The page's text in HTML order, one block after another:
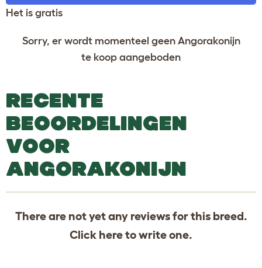
Het is gratis
Sorry, er wordt momenteel geen Angorakonijn
te koop aangeboden
RECENTE
BEOORDELINGEN
VOOR
ANGORAKONIJN
There are not yet any reviews for this breed.
Click hereto write one.